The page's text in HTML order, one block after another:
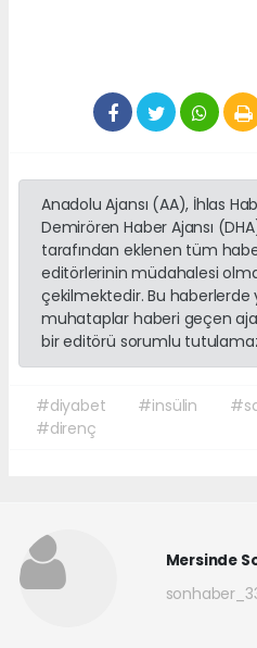
Anadolu Ajansı (AA), İhlas
Demirören Haber Ajansı
tarafından eklenen tüm
editörlerinin müdahalesi
çekilmektedir. Bu haberlerde
muhataplar haberi geçen
bir editörü sorumlu
#diyabet #insülin
#direnç
Mersinde